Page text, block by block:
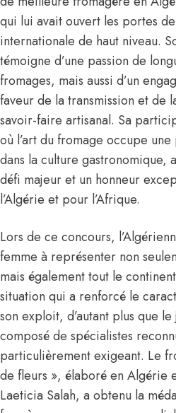
qui lui avait ouvert les portes
internationale de haut niveau.
témoigne d’une passion de
fromages, mais aussi d’un
faveur de la transmission et de
savoir-faire artisanal. Sa
où l’art du fromage occupe
dans la culture gastronomique,
défi majeur et un honneur
l’Algérie et pour l’Afrique.
Lors de ce concours,
femme à représenter non
mais également tout le
situation qui a renforcé le
son exploit, d’autant plus que
composé de spécialistes
particulièrement exigeant. Le
de fleurs », élaboré en Algérie
Laeticia Salah, a obtenu la